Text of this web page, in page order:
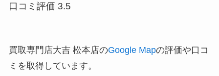
口コミ評価 3.5
買取専門店大吉 松本店のGoogle Mapの評価や口コ
ミを取得しています。